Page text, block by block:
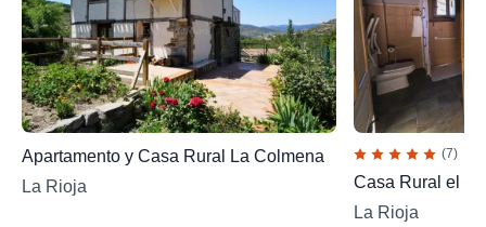
Apartamento y Casa Rural La Colmena
La Rioja
(7)
Casa Rural el
La Rioja